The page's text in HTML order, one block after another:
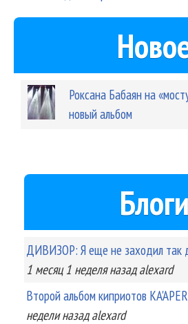
Роксана Бабаян на
новый альбом
Блоги
ДИВИЗОР: Я еще не заходил так
1 месяц 1 неделяназад alexard
Второй альбом киприотов KA'APER
неделиназад alexard